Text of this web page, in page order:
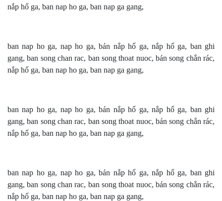
nắp hố ga, ban nap ho ga, ban nap ga gang,
ban nap ho ga, nap ho ga, bán nắp hố ga, nắp hố ga, ban ghi
gang, ban song chan rac, ban song thoat nuoc, bán song chắn rác,
nắp hố ga, ban nap ho ga, ban nap ga gang,
ban nap ho ga, nap ho ga, bán nắp hố ga, nắp hố ga, ban ghi
gang, ban song chan rac, ban song thoat nuoc, bán song chắn rác,
nắp hố ga, ban nap ho ga, ban nap ga gang,
ban nap ho ga, nap ho ga, bán nắp hố ga, nắp hố ga, ban ghi
gang, ban song chan rac, ban song thoat nuoc, bán song chắn rác,
nắp hố ga, ban nap ho ga, ban nap ga gang,